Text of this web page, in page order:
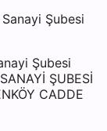
Şubesi
Şubesi
ŞUBESİ
CADDE